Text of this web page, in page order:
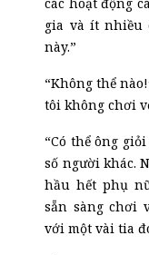
gia và ít nhiều
này.”
“Không thể
tôi không chơi
“Có thể ông
số người khác.
hầu hết phụ
sẵn sàng chơi
với một vài tia